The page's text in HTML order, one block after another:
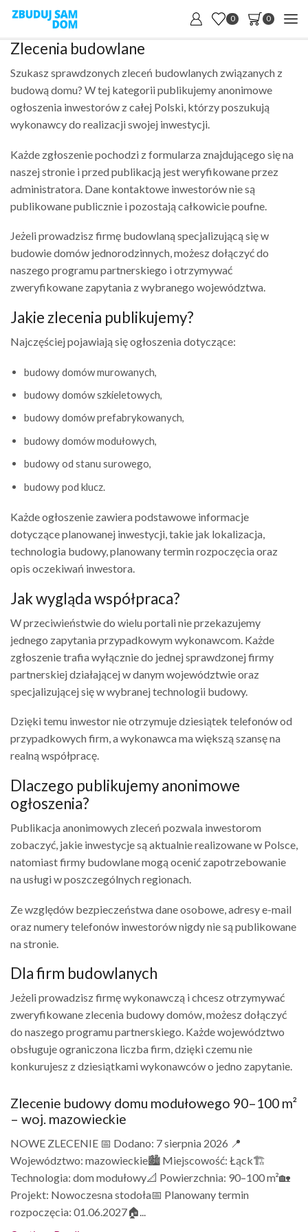
0 0
Zlecenia budowlane
Szukasz sprawdzonych zleceń budowlanych związanych z
budową domu? W tej kategorii publikujemy anonimowe
ogłoszenia inwestorów z całej Polski, którzy poszukują
wykonawcy do realizacji swojej inwestycji.
Każde zgłoszenie pochodzi z formularza znajdującego się na
naszej stronie i przed publikacją jest weryfikowane przez
administratora. Dane kontaktowe inwestorów nie są
publikowane publicznie i pozostają całkowicie poufne.
Jeżeli prowadzisz firmę budowlaną specjalizującą się w
budowie domów jednorodzinnych, możesz dołączyć do
naszego programu partnerskiego i otrzymywać
zweryfikowane zapytania z wybranego województwa.
Jakie zlecenia publikujemy?
Najczęściej pojawiają się ogłoszenia dotyczące:
budowy domów murowanych,
budowy domów szkieletowych,
budowy domów prefabrykowanych,
budowy domów modułowych,
budowy od stanu surowego,
budowy pod klucz.
Każde ogłoszenie zawiera podstawowe informacje
dotyczące planowanej inwestycji, takie jak lokalizacja,
technologia budowy, planowany termin rozpoczęcia oraz
opis oczekiwań inwestora.
Jak wygląda współpraca?
W przeciwieństwie do wielu portali nie przekazujemy
jednego zapytania przypadkowym wykonawcom. Każde
zgłoszenie trafia wyłącznie do jednej sprawdzonej firmy
partnerskiej działającej w danym województwie oraz
specjalizującej się w wybranej technologii budowy.
Dzięki temu inwestor nie otrzymuje dziesiątek telefonów od
przypadkowych firm, a wykonawca ma większą szansę na
realną współpracę.
Dlaczego publikujemy anonimowe
ogłoszenia?
Publikacja anonimowych zleceń pozwala inwestorom
zobaczyć, jakie inwestycje są aktualnie realizowane w Polsce,
natomiast firmy budowlane mogą ocenić zapotrzebowanie
na usługi w poszczególnych regionach.
Ze względów bezpieczeństwa dane osobowe, adresy e-mail
oraz numery telefonów inwestorów nigdy nie są publikowane
na stronie.
Dla firm budowlanych
Jeżeli prowadzisz firmę wykonawczą i chcesz otrzymywać
zweryfikowane zlecenia budowy domów, możesz dołączyć
do naszego programu partnerskiego. Każde województwo
obsługuje ograniczona liczba firm, dzięki czemu nie
konkurujesz z dziesiątkami wykonawców o jedno zapytanie.
Zlecenie budowy domu modułowego 90–100 m²
– woj. mazowieckie
NOWE ZLECENIE 📅 Dodano: 7 sierpnia 2026 📍
Województwo: mazowieckie🏙️ Miejscowość: Łąck🏗️
Technologia: dom modułowy📐 Powierzchnia: 90–100 m²🏡
Projekt: Nowoczesna stodoła📅 Planowany termin
rozpoczęcia: 01.06.2027🏠...